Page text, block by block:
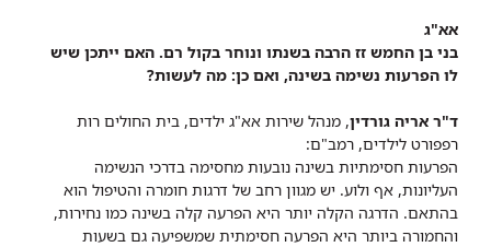
אא"ג
בני בן החמש זז הרבה בשנתו ונוחר בקול רם. האם ייתכן שיש
לו הפרעות נשימה בשינה, ואם כן: מה לעשות?
ד"ר אריה גורדין, מנהל שירות אא"ג ילדים, בית החולים רות
רפפורט לילדים, רמב"ם:
הפרעות חסימתיות בשינה נובעות מחסימה בדרכי הנשימה
העליונות, אף ולוע. יש מגוון רחב של דרגות חומרה והטיפול הוא
בהתאם. הדרגה הקלה יותר היא הפרעה קלה בשינה כמו נחירות,
והחמורה ביותר היא הפרעה חסימתית שמשפיעה גם בשעות